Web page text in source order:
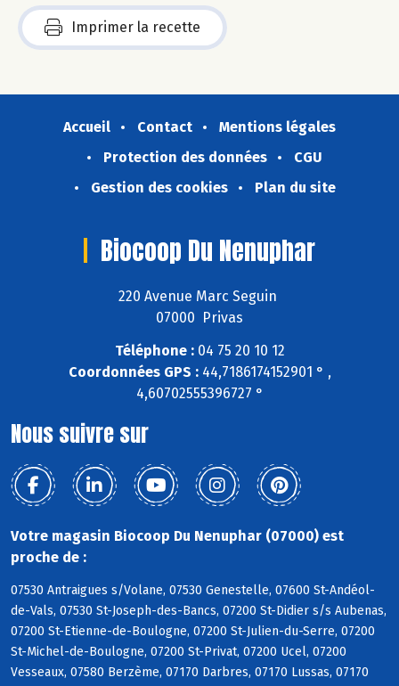
Imprimer la recette
Accueil Contact
Mentions légales
Protection des données
CGU
Gestion des cookies
Plan du site
Biocoop Du Nenuphar
220 Avenue Marc Seguin
07000 Privas
Téléphone :04 75 20 10 12
Coordonnées GPS :44,7186174152901 ° ,
4,60702555396727 °
Nous suivre sur
Votre magasin Biocoop Du Nenuphar (07000) est
proche de :
07530 Antraigues s/Volane, 07530 Genestelle, 07600 St-Andéol-
de-Vals, 07530 St-Joseph-des-Bancs, 07200 St-Didier s/s Aubenas,
07200 St-Etienne-de-Boulogne, 07200 St-Julien-du-Serre, 07200
St-Michel-de-Boulogne, 07200 St-Privat, 07200 Ucel, 07200
Vesseaux, 07580 Berzème, 07170 Darbres, 07170 Lussas, 07170